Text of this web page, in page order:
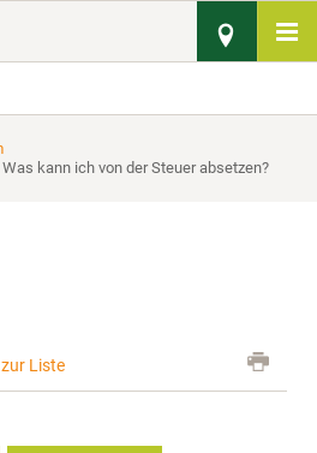
kann ich von der Steuer absetzen?
Liste